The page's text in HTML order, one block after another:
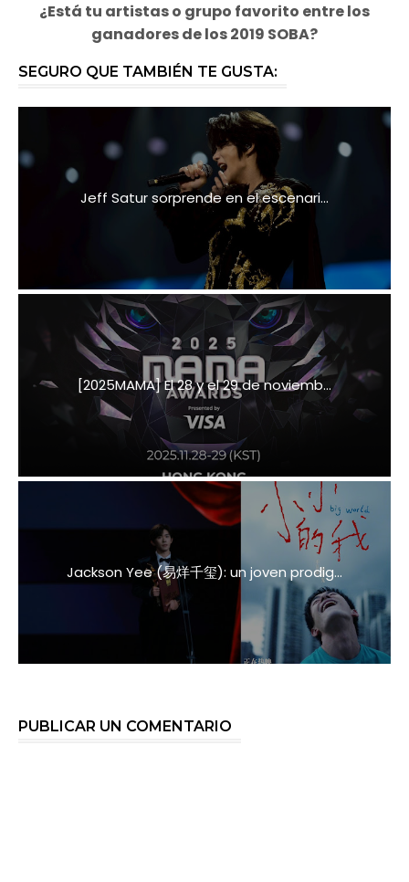
¿Está tu artistas o grupo favorito entre los
ganadores de los 2019 SOBA?
SEGURO QUE TAMBIÉN TE GUSTA:
Jeff Satur sorprende en el escenari...
[2025MAMA] El 28 y el 29 de noviemb...
Jackson Yee (易烊千玺): un joven prodig...
PUBLICAR UN COMENTARIO